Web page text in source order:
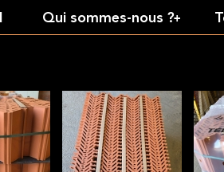
+
Qui sommes-nous ?